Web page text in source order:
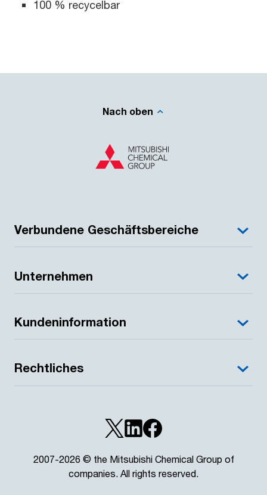
100 % recycelbar
Nach oben
Verbundene Geschäftsbereiche
Unternehmen
Kundeninformation
Rechtliches
2007-2026 © the Mitsubishi Chemical Group of
companies. All rights reserved.